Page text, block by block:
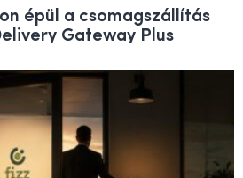
épül a csomagszállítás
Gateway Plus